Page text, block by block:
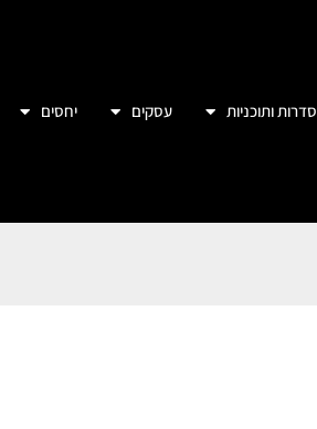
סדרות ותוכניות עסקים יחסים